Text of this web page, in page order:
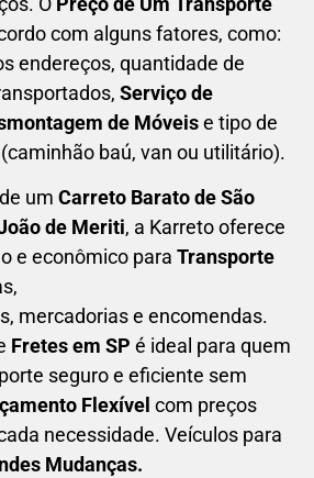
com alguns fatores, como:
endereços, quantidade de
Serviço de
de Móveise tipo de
baú, van ou utilitário).
um Carreto Baratode São
de Meriti, a Karreto oferece
e econômico para Transporte
mercadorias e encomendas.
Fretes em SP é ideal para quem
seguro e eficiente sem
Flexível com preços
necessidade. Veículos para
Mudanças.